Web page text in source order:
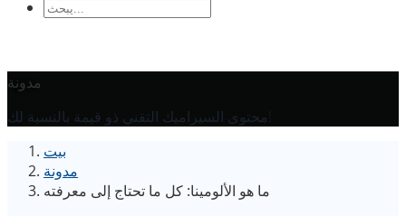
قرص سيراميكيقضيب سيراميكأنبوب
By Application
Precision Structural CeramicsThermal
الكيميائية
Electronics
مدونة
بيت
مدونة
ما هو الألومينا: كل ما تحتاج إلى معرفته